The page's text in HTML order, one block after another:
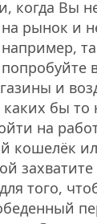
когда Вы
рынок и
и
бы то
на
кошелёк
того,